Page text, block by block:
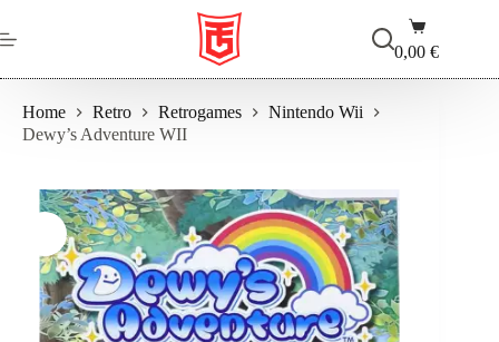
al
contenuto
Carrello
0,00€
Home Retro Retrogames
Nintendo Wii
Dewy’s Adventure WII